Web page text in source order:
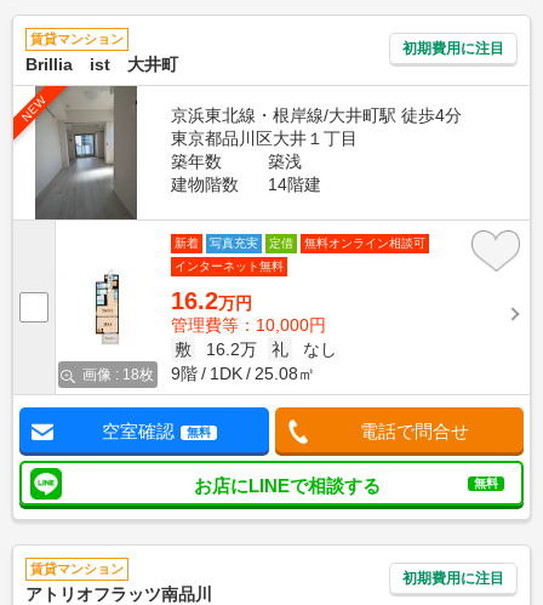
賃貸マンション
Brillia ist 大井町
初期費用に注目
NEW
京浜東北線・根岸線/大井町駅 徒歩4分
東京都品川区大井１丁目
築年数
築浅
建物階数
14階建
画像 : 18枚
新着 写真充実 定借
無料オンライン相談可
インターネット無料
16.2万円
管理費等：10,000円
敷
16.2万 礼
なし
9階
1DK 25.08㎡
空室確認 無料 電話で問合せ
お店にLINEで相談する 無料
賃貸マンション
アトリオフラッツ南品川
初期費用に注目